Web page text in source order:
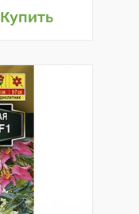
Купить